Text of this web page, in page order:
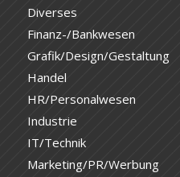
Diverses
Finanz-/Bankwesen
Grafik/Design/Gestaltung
Handel
HR/Personalwesen
Industrie
IT/Technik
Marketing/PR/Werbung